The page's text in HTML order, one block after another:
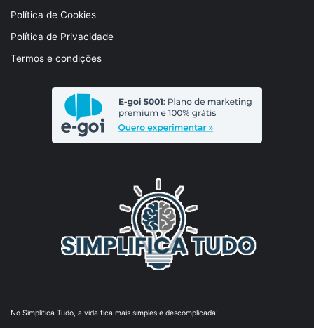
Política de Cookies
Política de Privacidade
Termos e condições
No Simplifica Tudo, a vida fica mais simples e descomplicada!